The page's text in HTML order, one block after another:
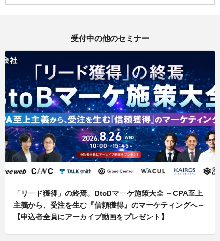
受付中の他のセミナー
「リード獲得」の終焉。BtoBマーケ施策大全 ～CPA至上
主義から、受注を生む『信頼獲得』のマーケティングへ～
【申込者全員にアーカイブ動画をプレゼント】